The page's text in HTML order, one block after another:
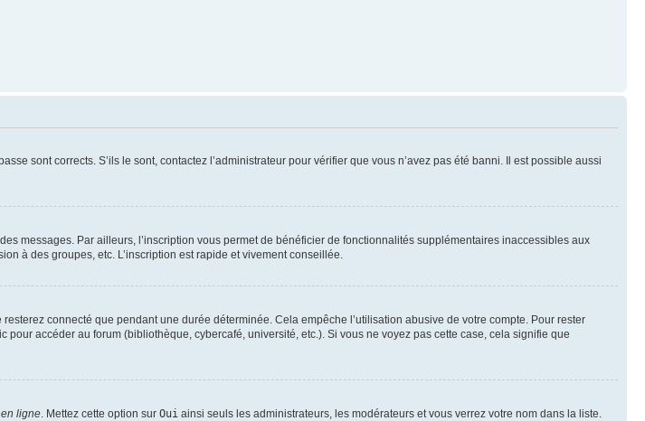
sont corrects. S’ils le sont, contactez l’administrateur pour vérifier que vous n’avez pas été banni. Il est possible aussi
messages. Par ailleurs, l’inscription vous permet de bénéficier de fonctionnalités supplémentaires inaccessibles aux
à des groupes, etc. L’inscription est rapide et vivement conseillée.
resterez connecté que pendant une durée déterminée. Cela empêche l’utilisation abusive de votre compte. Pour rester
accéder au forum (bibliothèque, cybercafé, université, etc.). Si vous ne voyez pas cette case, cela signifie que
ligne. Mettez cette option sur Oui ainsi seuls les administrateurs, les modérateurs et vous verrez votre nom dans la liste.